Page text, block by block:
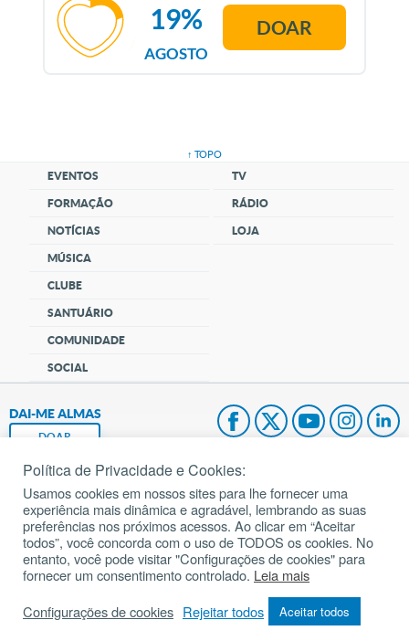
AGOSTO
19% DOAR
↑ TOPO
EVENTOS
FORMAÇÃO
NOTÍCIAS
MÚSICA
CLUBE
SANTUÁRIO
COMUNIDADE
SOCIAL
TV
RÁDIO
LOJA
DAI-ME ALMAS
DOAR
Fundação João Paulo II
Pedido de Oração
Mapa do site
Todos os direitos reservados.
Política de Privacidade e Cookies:
Usamos cookies em nossos sites para lhe fornecer uma
experiência mais dinâmica e agradável, lembrando as suas
preferências nos próximos acessos. Ao clicar em “Aceitar
todos”, você concorda com o uso de TODOS os cookies. No
entanto, você pode visitar "Configurações de cookies" para
fornecer um consentimento controlado. Leia mais
Configurações de cookies Rejeitar todos Aceitar todos